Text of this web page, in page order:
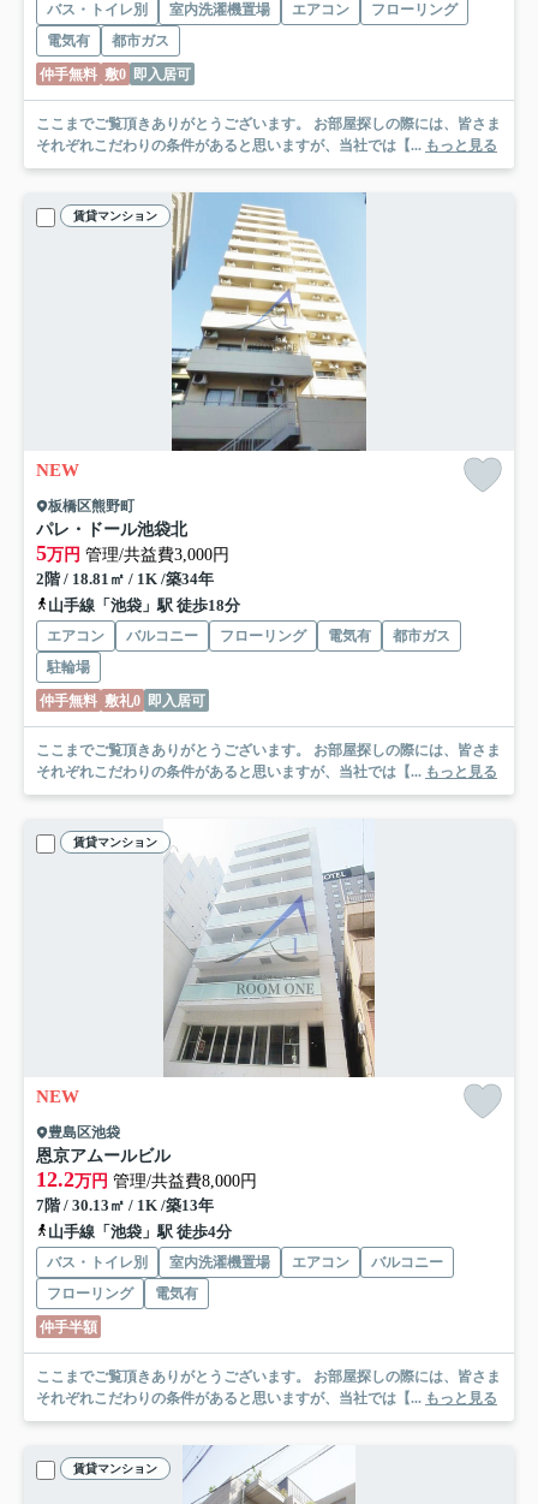
バス・トイレ別 室内洗濯機置場 エアコン
フローリング
電気有
都市ガス
仲手無料 敷0 即入居可
ここまでご覧頂きありがとうございます。 お部屋探しの際には、皆さま
それぞれこだわりの条件があると思いますが、当社では【... もっと見る
賃貸マンション
NEW
板橋区熊野町
パレ・ドール池袋北
5万円 管理/共益費3,000円
2階 / 18.81㎡ / 1K /築34年
山手線「池袋」駅 徒歩18分
エアコン バルコニー フローリング 電気有
都市ガス
駐輪場
仲手無料 敷礼0 即入居可
ここまでご覧頂きありがとうございます。 お部屋探しの際には、皆さま
それぞれこだわりの条件があると思いますが、当社では【... もっと見る
賃貸マンション
NEW
豊島区池袋
恩京アムールビル
12.2万円 管理/共益費8,000円
7階 / 30.13㎡ / 1K /築13年
山手線「池袋」駅 徒歩4分
バス・トイレ別 室内洗濯機置場 エアコン
バルコニー
フローリング
電気有
仲手半額
ここまでご覧頂きありがとうございます。 お部屋探しの際には、皆さま
それぞれこだわりの条件があると思いますが、当社では【... もっと見る
賃貸マンション